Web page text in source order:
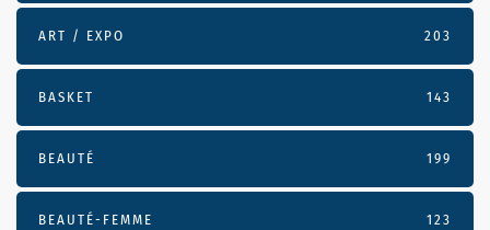
ART / EXPO 203
BASKET 143
BEAUTÉ 199
BEAUTÉ-FEMME 123